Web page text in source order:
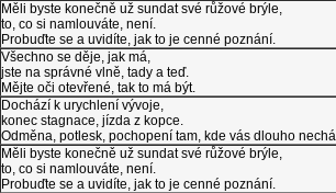
Měli byste konečně už sundat své růžové brýle,
to, co si namlouváte, není.
Probuďte se a uvidíte, jak to je cenné poznání.
Všechno se děje, jak má,
jste na správné vlně, tady a teď.
Mějte oči otevřené, tak to má být.
Dochází k urychlení vývoje,
konec stagnace, jízda z kopce.
Odměna, potlesk, pochopení tam, kde vás dlouho
Měli byste konečně už sundat své růžové brýle,
to, co si namlouváte, není.
Probuďte se a uvidíte, jak to je cenné poznání.